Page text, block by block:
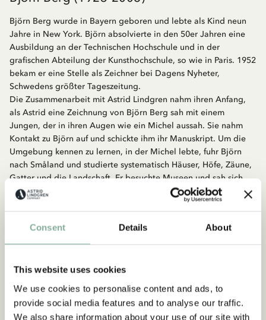
Consent Details About
This website uses cookies
We use cookies to personalise content and ads, to
provide social media features and to analyse our traffic.
We also share information about your use of our site with
Björn Berg wurde in Bayern geboren und lebte als Kind neun
Jahre in New York. Björn absolvierte in den 50er Jahren eine
Ausbildung an der Technischen Hochschule und in der
grafischen Abteilung der Kunsthochschule, so wie in Paris. 1952
bekam er eine Stelle als Zeichner bei Dagens Nyheter,
Schwedens größter Tageszeitung.
Die Zusammenarbeit mit Astrid Lindgren nahm ihren Anfang,
als Astrid eine Zeichnung von Björn Berg sah mit einem
Jungen, der in ihren Augen wie ein Michel aussah. Sie nahm
Kontakt zu Björn auf und schickte ihm ihr Manuskript. Um die
Umgebung kennen zu lernen, in der Michel lebte, fuhr Björn
nach Småland und studierte systematisch Häuser, Höfe, Zäune,
Gatter und die Landschaft. Er besuchte Museen und sah sich
alte Fotos von Menschen aus der Gegend an, bis er ein Gefühl
illustriert.